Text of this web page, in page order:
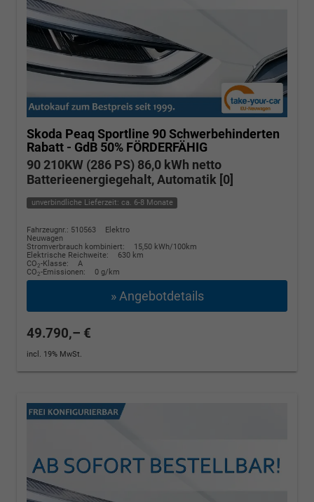
Skoda Peaq Sportline 90 Schwerbehinderten
Rabatt - GdB 50% FÖRDERFÄHIG
90 210KW (286 PS) 86,0 kWh netto
Batterieenergiegehalt, Automatik [0]
unverbindliche Lieferzeit: ca. 6-8 Monate
Fahrzeugnr.: 510563
Elektro
Neuwagen
Stromverbrauch kombiniert:
15,50 kWh/100km
Elektrische Reichweite:
630 km
CO2-Klasse:
A
CO2-Emissionen: 0 g/km
» Angebotdetails
49.790,– €
incl. 19% MwSt.